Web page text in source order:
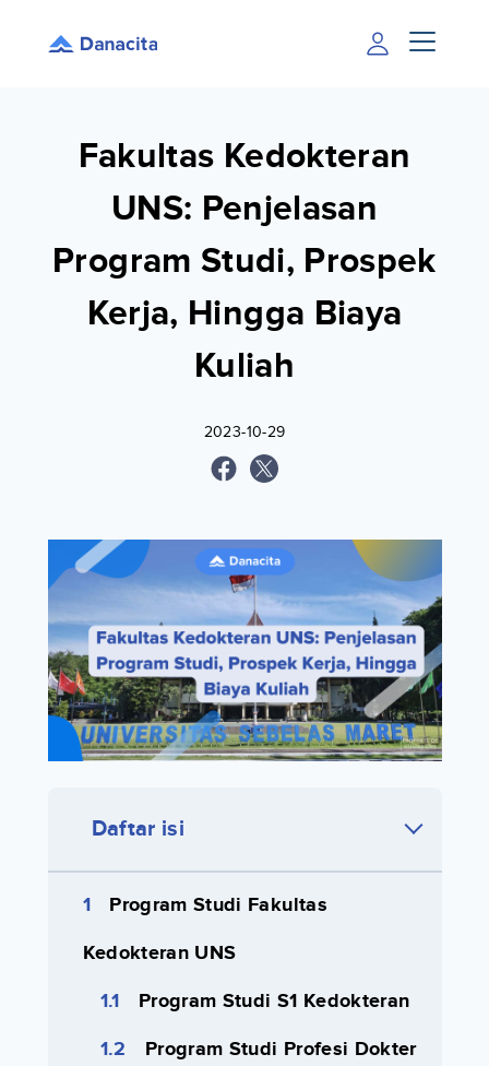
Fakultas Kedokteran
UNS: Penjelasan
Program Studi, Prospek
Kerja, Hingga Biaya
Kuliah
2023-10-29
Daftar isi
Program Studi Fakultas
Kedokteran UNS
Program Studi S1 Kedokteran
Program Studi Profesi Dokter